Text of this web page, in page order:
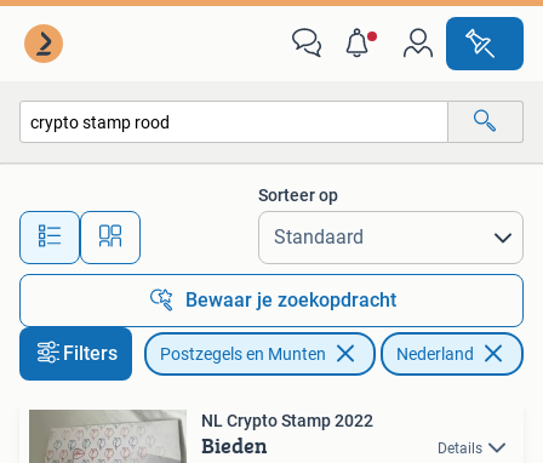
Alle afstanden…
Sorteer op
Bewaar je zoekopdracht
Filters Postzegels en Munten Nederland
NL Crypto Stamp 2022
Bieden Details